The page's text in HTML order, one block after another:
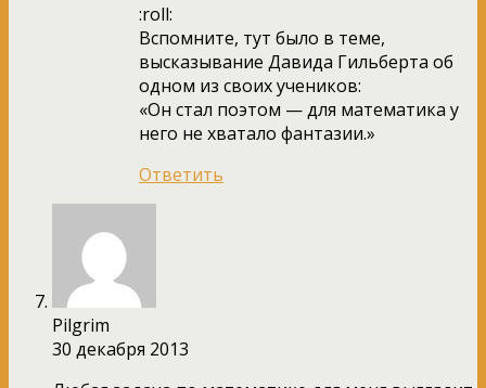
:roll:
Вспомните, тут было в теме,
высказывание Давида Гильберта об
одном из своих учеников:
«Он стал поэтом — для математика у
него не хватало фантазии.»
Ответить
Pilgrim
30 декабря 2013